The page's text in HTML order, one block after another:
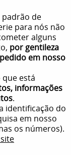
padrão de
para nós não
alguns
por gentileza
em nosso
está
informações
.
identificação do
em nosso
os números).